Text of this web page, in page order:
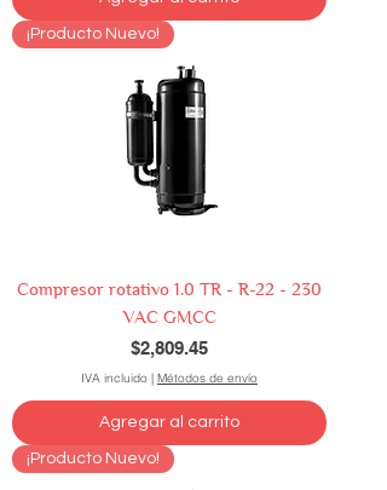
¡Producto Nuevo!
Compresor rotativo 1.0 TR - R-22 - 230
VAC GMCC
Precio
$2,809.45
IVA incluido | Métodos de envío
Agregar al carrito
¡Producto Nuevo!